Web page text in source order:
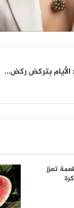
الأيام بتركض ركض...
تعزز